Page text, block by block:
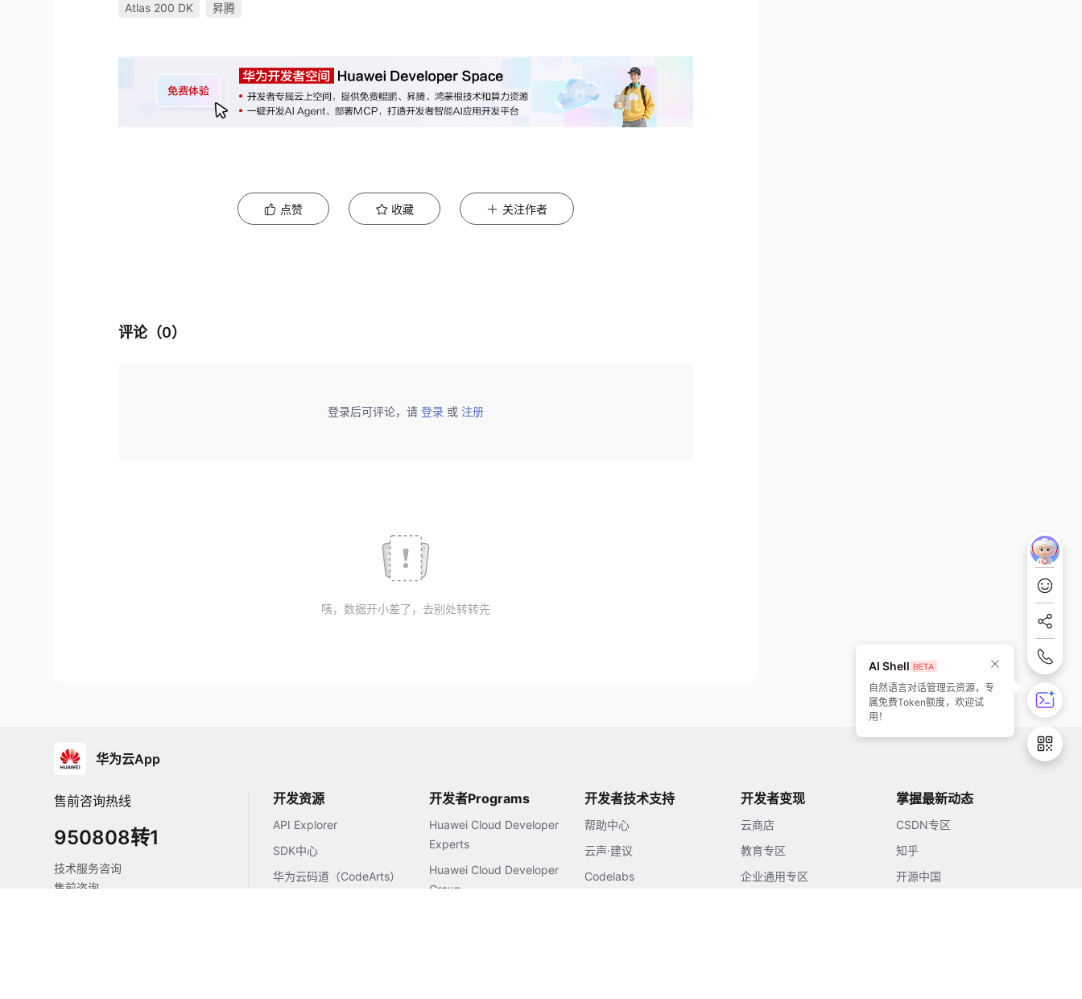
Atlas 200 DK 昇腾
点赞 收藏 关注作者
评论（0）
登录后可评论，请 登录 或 注册
咦，数据开小差了，去别处转转先
AI Shell
自然语言对话管理云资源，专
属免费Token额度，欢迎试
用！
华为云App
售前咨询热线
950808转1
技术服务咨询
售前咨询
开发资源
API Explorer
SDK中心
华为云码道（CodeArts）
开发者Programs
Huawei Cloud Developer
Experts
Huawei Cloud Developer
Group
开发者技术支持
帮助中心
云声·建议
Codelabs
开发者变现
云商店
教育专区
企业通用专区
掌握最新动态
CSDN专区
知乎
开源中国